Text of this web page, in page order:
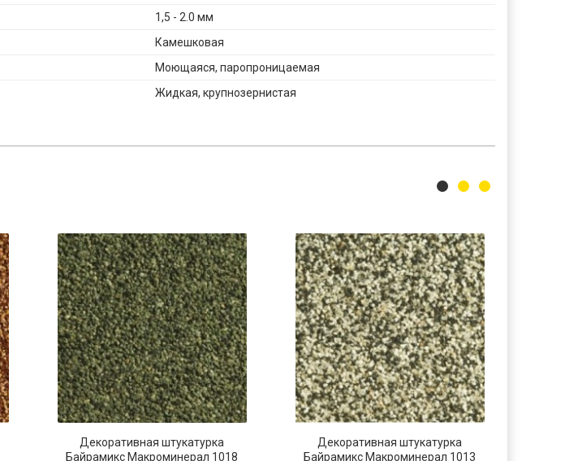
1,5 - 2.0 мм
Камешковая
Моющаяся, паропроницаемая
Жидкая, крупнозернистая
Декоративная штукатурка
Байрамикс Макроминерал 1018
Декоративная штукатурка
Байрамикс Макроминерал 1013